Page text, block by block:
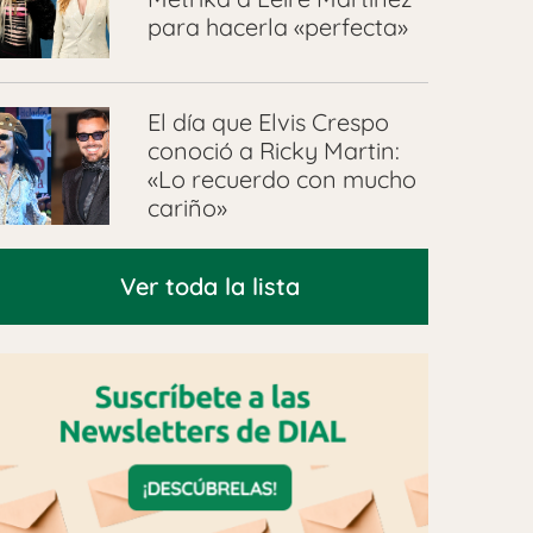
para hacerla «perfecta»
El día que Elvis Crespo
conoció a Ricky Martin:
«Lo recuerdo con mucho
cariño»
Ver toda la lista